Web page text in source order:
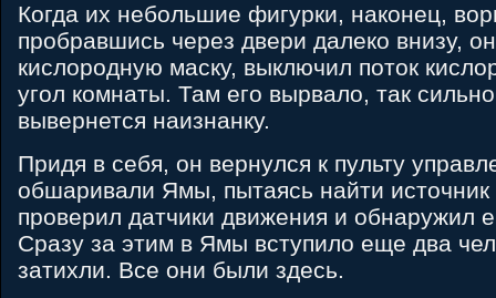
Когда их небольшие фигурки, наконец,
пробравшись через двери далеко внизу,
кислородную маску, выключил поток
угол комнаты. Там его вырвало, так
вывернется наизнанку.
Придя в себя, он вернулся к пульту
обшаривали Ямы, пытаясь найти
проверил датчики движения и обнаружил
Сразу за этим в Ямы вступило еще два
затихли. Все они были здесь.